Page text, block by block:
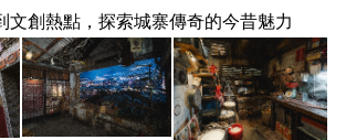
文創熱點，探索城寨傳奇的今昔魅力